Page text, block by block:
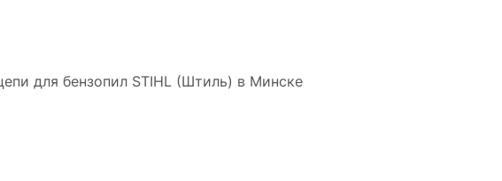
для бензопил STIHL (Штиль) в Минске